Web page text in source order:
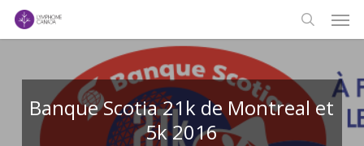
Skip
search
Banque Scotia 21k de Montreal et
5k 2016